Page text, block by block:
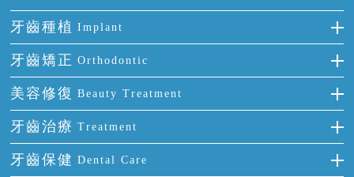
牙齒種植 Implant
種牙
單顆牙缺失
門牙缺失
多顆牙缺失
半口缺失
牙齒矯正 Orthodontic
隱形箍牙
前牙反頜
牙齒擁擠
牙齒前突
美容修復 Beauty Treatment
全瓷牙
烤瓷牙
牙齒治療 Treatment
補牙
牙齒保健 Dental Care